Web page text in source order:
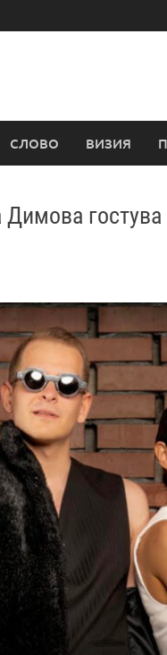
СЛОВО ВИЗИЯ
гостува